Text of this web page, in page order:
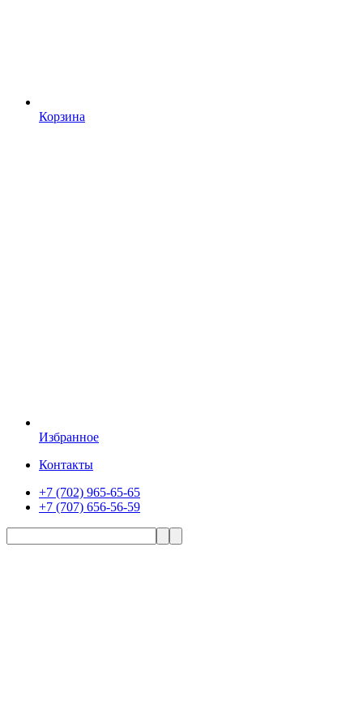
Корзина
Избранное
Контакты
+7 (702) 965-65-65
+7 (707) 656-56-59